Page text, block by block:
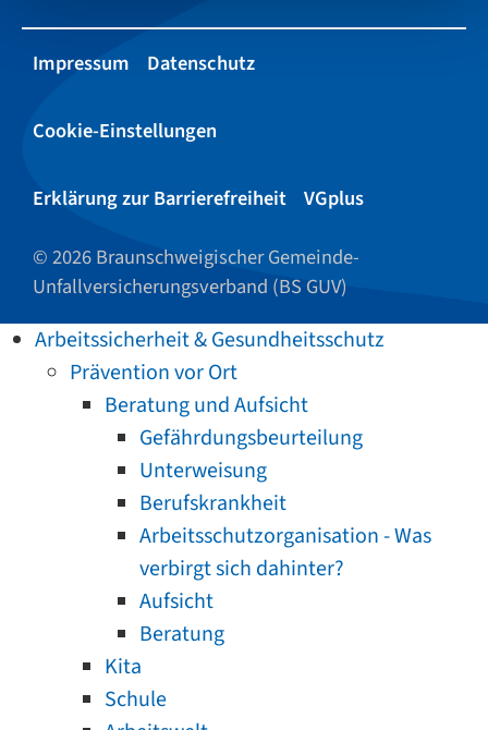
Impressum Datenschutz
Cookie-Einstellungen
Erklärung zur Barrierefreiheit VGplus
© 2026 Braunschweigischer Gemeinde-
Unfallversicherungsverband (BS GUV)
Arbeitssicherheit & Gesundheitsschutz
Prävention vor Ort
Beratung und Aufsicht
Gefährdungsbeurteilung
Unterweisung
Berufskrankheit
Arbeitsschutzorganisation - Was
verbirgt sich dahinter?
Aufsicht
Beratung
Kita
Schule